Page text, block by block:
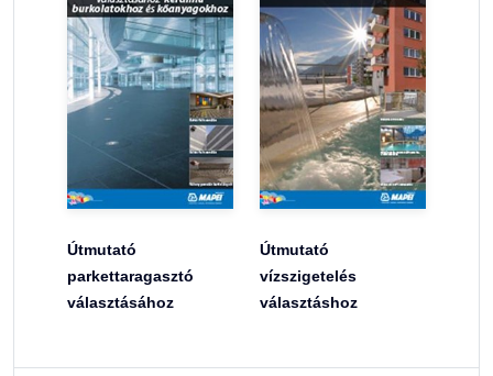
Útmutató
parkettaragasztó
választásához
Útmutató
vízszigetelés
választáshoz